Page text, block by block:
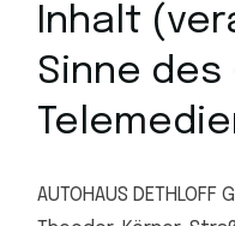
Inhalt
Sinne des
AUTOHAUS DETHLOFF